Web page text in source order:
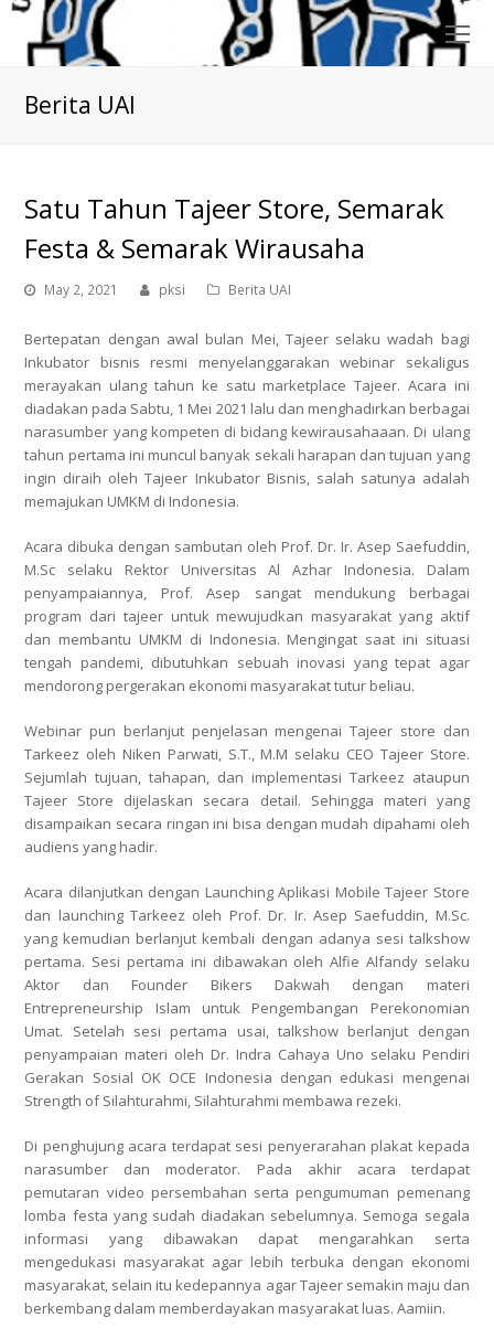
Berita UAI
Satu Tahun Tajeer Store, Semarak
Festa & Semarak Wirausaha
May 2, 2021 pksi Berita UAI
Bertepatan dengan awal bulan Mei, Tajeer selaku wadah bagi
Inkubator bisnis resmi menyelanggarakan webinar sekaligus
merayakan ulang tahun ke satu marketplace Tajeer. Acara ini
diadakan pada Sabtu, 1 Mei 2021 lalu dan menghadirkan berbagai
narasumber yang kompeten di bidang kewirausahaaan. Di ulang
tahun pertama ini muncul banyak sekali harapan dan tujuan yang
ingin diraih oleh Tajeer Inkubator Bisnis, salah satunya adalah
memajukan UMKM di Indonesia.
Acara dibuka dengan sambutan oleh Prof. Dr. Ir. Asep Saefuddin,
M.Sc selaku Rektor Universitas Al Azhar Indonesia. Dalam
penyampaiannya, Prof. Asep sangat mendukung berbagai
program dari tajeer untuk mewujudkan masyarakat yang aktif
dan membantu UMKM di Indonesia. Mengingat saat ini situasi
tengah pandemi, dibutuhkan sebuah inovasi yang tepat agar
mendorong pergerakan ekonomi masyarakat tutur beliau.
Webinar pun berlanjut penjelasan mengenai Tajeer store dan
Tarkeez oleh Niken Parwati, S.T., M.M selaku CEO Tajeer Store.
Sejumlah tujuan, tahapan, dan implementasi Tarkeez ataupun
Tajeer Store dijelaskan secara detail. Sehingga materi yang
disampaikan secara ringan ini bisa dengan mudah dipahami oleh
audiens yang hadir.
Acara dilanjutkan dengan Launching Aplikasi Mobile Tajeer Store
dan launching Tarkeez oleh Prof. Dr. Ir. Asep Saefuddin, M.Sc.
yang kemudian berlanjut kembali dengan adanya sesi talkshow
pertama. Sesi pertama ini dibawakan oleh Alfie Alfandy selaku
Aktor dan Founder Bikers Dakwah dengan materi
Entrepreneurship Islam untuk Pengembangan Perekonomian
Umat. Setelah sesi pertama usai, talkshow berlanjut dengan
penyampaian materi oleh Dr. Indra Cahaya Uno selaku Pendiri
Gerakan Sosial OK OCE Indonesia dengan edukasi mengenai
Strength of Silahturahmi, Silahturahmi membawa rezeki.
Di penghujung acara terdapat sesi penyerarahan plakat kepada
narasumber dan moderator. Pada akhir acara terdapat
pemutaran video persembahan serta pengumuman pemenang
lomba festa yang sudah diadakan sebelumnya. Semoga segala
informasi yang dibawakan dapat mengarahkan serta
mengedukasi masyarakat agar lebih terbuka dengan ekonomi
masyarakat, selain itu kedepannya agar Tajeer semakin maju dan
berkembang dalam memberdayakan masyarakat luas. Aamiin.